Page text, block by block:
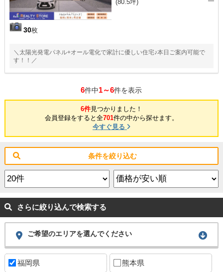
30枚
(80.5坪)
＼太陽光発電パネル+オール電化で家計に優しい住宅♪本日ご案内可能で
す！！／
6件中1～6件を表示
6件見つかりました！
会員登録をすると全701件の中から探せます。
今すぐ見る
条件を絞り込む
さらに絞り込んで検索する
ご希望のエリアを選んでください
福岡県 熊本県